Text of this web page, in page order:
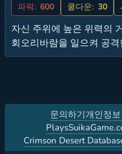
파워: 600 쿨다운: 30
자신 주위에 높은 위력의
회오리바람을 일으켜 공격
문의하기개인정
Crimson Desert